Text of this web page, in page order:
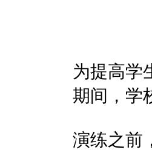
为提高学
期间，学
演练之前